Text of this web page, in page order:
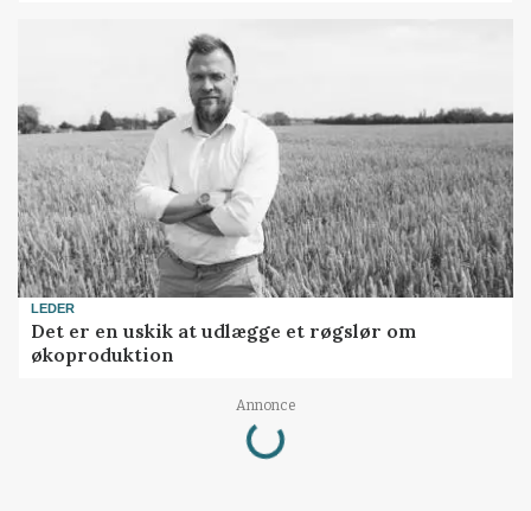
LEDER
Det er en uskik at udlægge et røgslør om
økoproduktion
Annonce
Loading...